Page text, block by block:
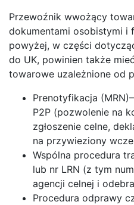
Przewoźnik wwożący
dokumentami osobistymi i
powyżej, w części
do UK, powinien także
towarowe uzależnione od
Prenotyfikacja
P2P (pozwolenie na
zgłoszenie celne,
na przywieziony
Wspólna procedura
lub nr LRN (z tym
agencji celnej i
Procedura odprawy